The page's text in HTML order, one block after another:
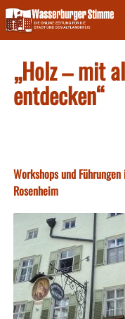
Skip
to
content
„Holz – mit
entdecken“
Workshops und
Rosenheim